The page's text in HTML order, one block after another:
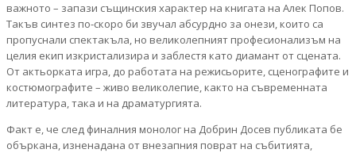
важното – запази същинския характер на книгата на Алек Попов.
Такъв синтез по-скоро би звучал абсурдно за онези, които са
пропуснали спектакъла, но великолепният професионализъм на
целия екип изкристализира и заблестя като диамант от сцената.
От актьорката игра, до работата на режисьорите, сценографите и
костюмографите – живо великолепие, както на съвременната
литература, така и на драматургията.
Факт е, че след финалния монолог на Добрин Досев публиката бе
объркана, изненадана от внезапния поврат на събитията,